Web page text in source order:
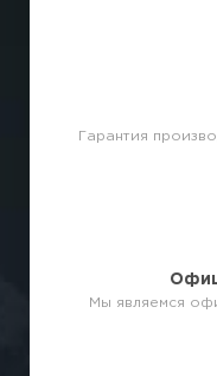
Гарантия
Мы являемся